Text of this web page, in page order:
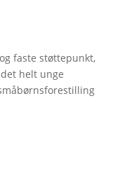
faste støttepunkt,
helt unge